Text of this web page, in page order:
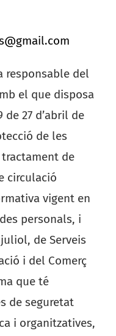
a responsable del
el que disposa
de 27 d’abril de
de les
de
circulació
vigent en
personals, i
de Serveis
i del Comerç
que té
de seguretat
i organitzatives,